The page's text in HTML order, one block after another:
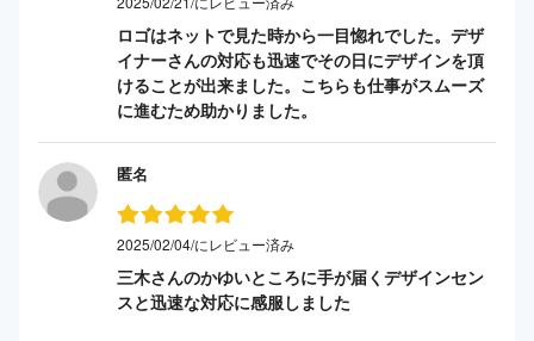
ロゴはネットで見た時から一目惚れでした。デザ
イナーさんの対応も迅速でその日にデザインを頂
けることが出来ました。こちらも仕事がスムーズ
に進むため助かりました。
匿名
2025/02/04/にレビュー済み
三木さんのかゆいところに手が届くデザインセン
スと迅速な対応に感服しました